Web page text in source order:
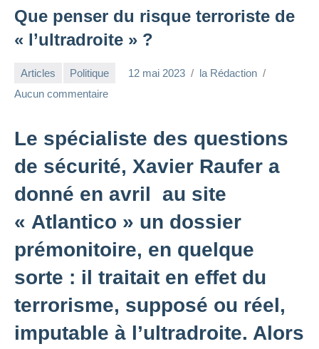
Que penser du risque terroriste de
« l’ultradroite » ?
Articles Politique 12 mai 2023
la Rédaction
Aucun commentaire
Le spécialiste des questions
de sécurité, Xavier Raufer a
donné en avril au site
« Atlantico » un dossier
prémonitoire, en quelque
sorte : il traitait en effet du
terrorisme, supposé ou réel,
imputable à l’ultradroite. Alors